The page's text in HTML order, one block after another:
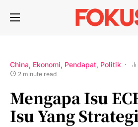
China Ekonomi Pendapat Politik
2 minute read
Mengapa Isu
Isu Yang